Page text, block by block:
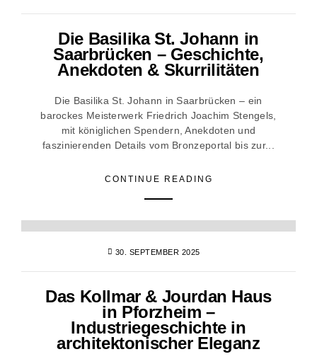
Die Basilika St. Johann in
Saarbrücken – Geschichte,
Anekdoten & Skurrilitäten
Die Basilika St. Johann in Saarbrücken – ein
barockes Meisterwerk Friedrich Joachim Stengels,
mit königlichen Spendern, Anekdoten und
faszinierenden Details vom Bronzeportal bis zur...
CONTINUE READING
30. SEPTEMBER 2025
Das Kollmar & Jourdan Haus
in Pforzheim –
Industriegeschichte in
architektonischer Eleganz